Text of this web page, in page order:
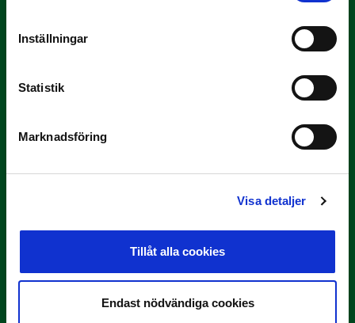
Inställningar
Statistik
Marknadsföring
Visa detaljer
Tillåt alla cookies
Endast nödvändiga cookies
Rösta på Månadens Tränare i juni